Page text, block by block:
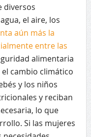
diversos
el aire, los
aún más la
entre las
alimentaria
cambio climático
y los niños
y reciban
lo que
Si las mujeres